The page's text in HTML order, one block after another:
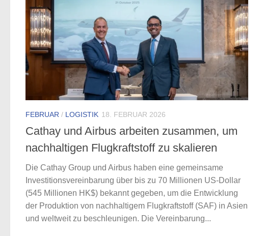
FEBRUAR / LOGISTIK 18. FEBRUAR 2026
Cathay und Airbus arbeiten zusammen, um
nachhaltigen Flugkraftstoff zu skalieren
Die Cathay Group und Airbus haben eine gemeinsame
Investitionsvereinbarung über bis zu 70 Millionen US-Dollar
(545 Millionen HK$) bekannt gegeben, um die Entwicklung
der Produktion von nachhaltigem Flugkraftstoff (SAF) in Asien
und weltweit zu beschleunigen. Die Vereinbarung...